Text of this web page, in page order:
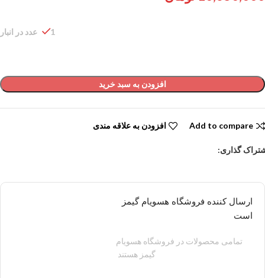
1 عدد در انبار
افزودن به سبد خرید
Add to compare افزودن به علاقه مندی
گذاری:
ارسال کننده فروشگاه هسویام گیمز
است
تمامی محصولات در فروشگاه هسویام
گیمز هستند